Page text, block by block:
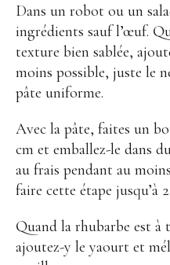
Dans un robot ou un
ingrédients sauf l’œuf.
texture bien sablée,
moins possible, juste le
pâte uniforme.
Avec la pâte, faites un
cm et emballez-le dans
au frais pendant au
faire cette étape jusqu’à
Quand la rhubarbe est à
ajoutez-y le yaourt et